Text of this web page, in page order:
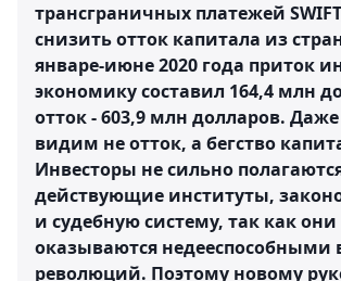
трансграничных платежей
снизить отток капитала из
январе-июне 2020 года приток
экономику составил 164,4 млн
отток - 603,9 млн долларов.
видим не отток, а бегство
Инвесторы не сильно
действующие институты,
и судебную систему, так как они
оказываются недееспособными
революций. Поэтому новому